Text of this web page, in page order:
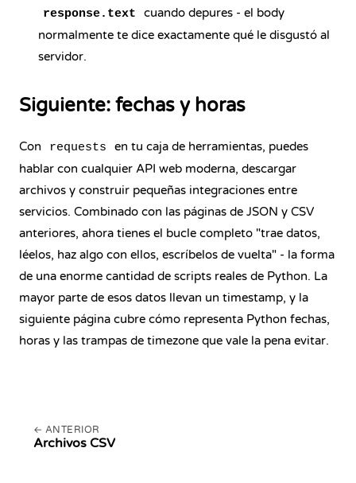
response.text
cuando depures - el body
normalmente te dice exactamente qué le disgustó al
servidor.
Siguiente: fechas y horas
Con requests
en tu caja de herramientas, puedes
hablar con cualquier API web moderna, descargar
archivos y construir pequeñas integraciones entre
servicios. Combinado con las páginas de JSON y CSV
anteriores, ahora tienes el bucle completo "trae datos,
léelos, haz algo con ellos, escríbelos de vuelta" - la forma
de una enorme cantidad de scripts reales de Python. La
mayor parte de esos datos llevan un timestamp, y la
siguiente página cubre cómo representa Python fechas,
horas y las trampas de timezone que vale la pena evitar.
ANTERIOR
Archivos CSV